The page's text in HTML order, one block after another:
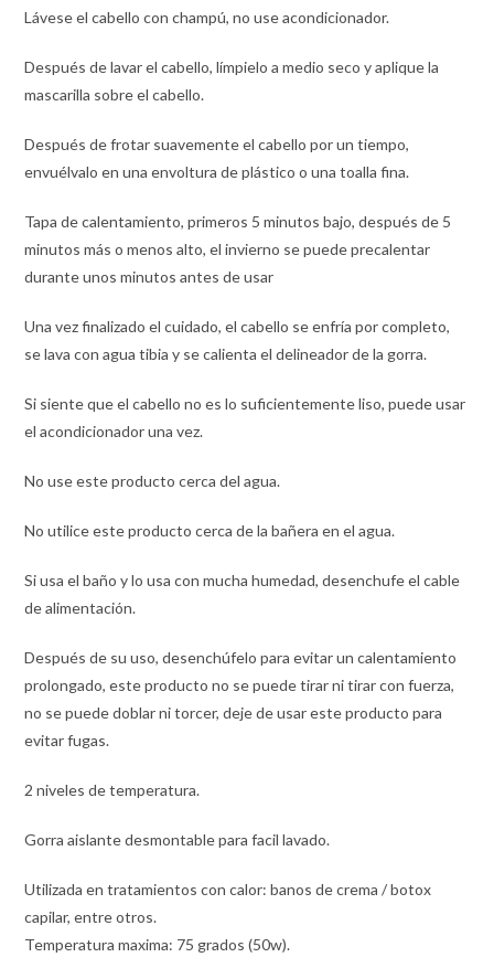
Lávese el cabello con champú, no use acondicionador.
Después de lavar el cabello, límpielo a medio seco y aplique la
mascarilla sobre el cabello.
Después de frotar suavemente el cabello por un tiempo,
envuélvalo en una envoltura de plástico o una toalla fina.
Tapa de calentamiento, primeros 5 minutos bajo, después de 5
minutos más o menos alto, el invierno se puede precalentar
durante unos minutos antes de usar
Una vez finalizado el cuidado, el cabello se enfría por completo,
se lava con agua tibia y se calienta el delineador de la gorra.
Si siente que el cabello no es lo suficientemente liso, puede usar
el acondicionador una vez.
No use este producto cerca del agua.
No utilice este producto cerca de la bañera en el agua.
Si usa el baño y lo usa con mucha humedad, desenchufe el cable
de alimentación.
Después de su uso, desenchúfelo para evitar un calentamiento
prolongado, este producto no se puede tirar ni tirar con fuerza,
no se puede doblar ni torcer, deje de usar este producto para
evitar fugas.
2 niveles de temperatura.
Gorra aislante desmontable para facil lavado.
Utilizada en tratamientos con calor: banos de crema / botox
capilar, entre otros.
Temperatura maxima: 75 grados (50w).